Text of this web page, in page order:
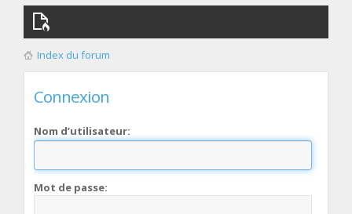
Qui sommes nous
Les membres
Index du forum
Connexion
Nom d’utilisateur:
Mot de passe: